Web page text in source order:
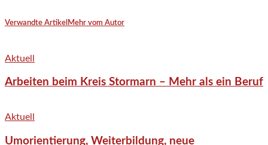
Verwandte Artikel Mehr vom Autor
Aktuell
Arbeiten beim Kreis Stormarn – Mehr als ein Beruf
Aktuell
Umorientierung, Weiterbildung, neue